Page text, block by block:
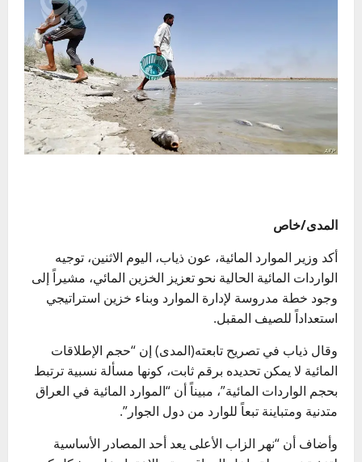
المدى/خاص
أكد وزير الموارد المائية، عون ذياب، اليوم الاثنين، توجيه
الواردات المائية الحالية نحو تعزيز الخزين المائي، مشيراً إلى
وجود خطة مدروسة لإدارة الموارد وبناء خزين استراتيجي
استعداداً للصيف المقبل.
وقال ذياب في تصريح تابعته(المدى) إن “حجم الإطلاقات
المائية لا يمكن تحديده برقم ثابت، كونها مسألة نسبية ترتبط
بحجم الواردات المائية”، مبيناً أن “الموارد المائية في العراق
متدنية ومتباينة تبعاً للوارد من دول الجوار”.
وأضاف أن “نهر الزاب الأعلى يعد أحد المصادر الأساسية